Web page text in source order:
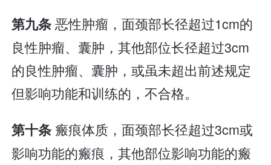
第九条恶性肿瘤，面颈部长径超过1cm的
良性肿瘤、囊肿，其他部位长径超过3cm
的良性肿瘤、囊肿，或虽未超出前述规定
但影响功能和训练的，不合格。
第十条 瘢痕体质，面颈部长径超过3cm或
影响功能的瘢痕，其他部位影响功能的瘢